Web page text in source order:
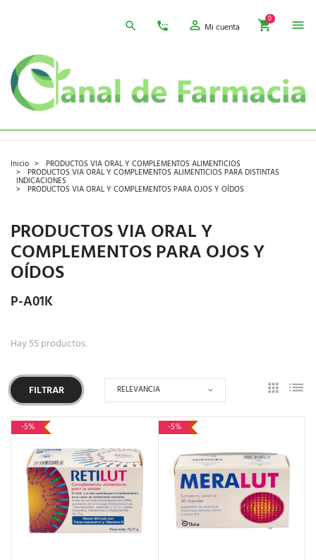
Mi cuenta
0
Inicio PRODUCTOS VIA ORAL Y COMPLEMENTOS ALIMENTICIOS
PRODUCTOS VIA ORAL Y COMPLEMENTOS ALIMENTICIOS PARA DISTINTAS
INDICACIONES
PRODUCTOS VIA ORAL Y COMPLEMENTOS PARA OJOS Y OÍDOS
PRODUCTOS VIA ORAL Y
COMPLEMENTOS PARA OJOS Y
OÍDOS
P-A01K
Hay 55 productos.
FILTRAR RELEVANCIA
-5% -5%